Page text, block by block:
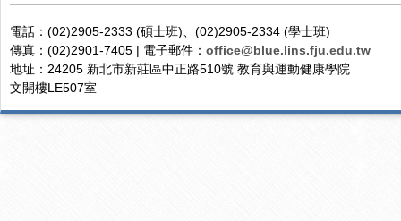
電話：(02)2905-2333 (碩士班)、(02)2905-2334 (學士班)
傳真：(02)2901-7405 | 電子郵件： office@blue.lins.fju.edu.tw
地址：24205 新北市新莊區中正路510號 教育與運動健康學院
文開樓LE507室